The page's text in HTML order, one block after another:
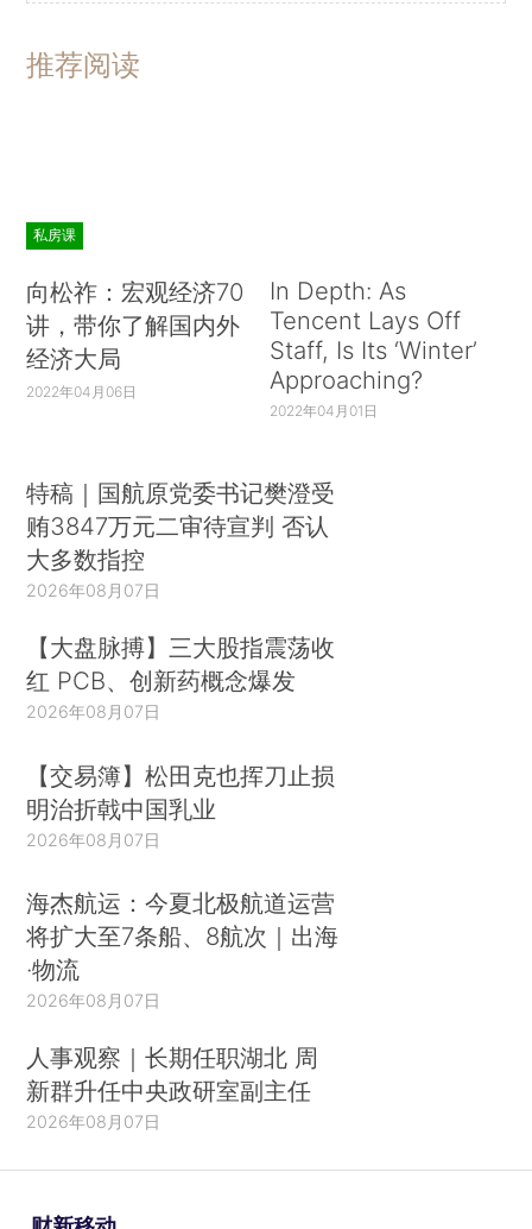
推荐阅读
私房课
向松祚：宏观经济70
讲，带你了解国内外
经济大局
2022年04月06日
In Depth: As
Tencent Lays Off
Staff, Is Its ‘Winter’
Approaching?
2022年04月01日
特稿｜国航原党委书记樊澄受
贿3847万元二审待宣判 否认
大多数指控
2026年08月07日
【大盘脉搏】三大股指震荡收
红 PCB、创新药概念爆发
2026年08月07日
【交易簿】松田克也挥刀止损
明治折戟中国乳业
2026年08月07日
海杰航运：今夏北极航道运营
将扩大至7条船、8航次｜出海
·物流
2026年08月07日
人事观察｜长期任职湖北 周
新群升任中央政研室副主任
2026年08月07日